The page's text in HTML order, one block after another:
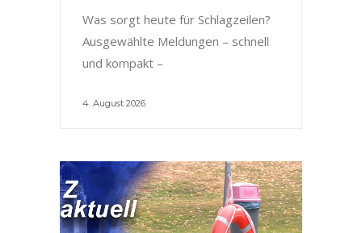
Was sorgt heute für Schlagzeilen?
Ausgewählte Meldungen – schnell
und kompakt –
4. August 2026